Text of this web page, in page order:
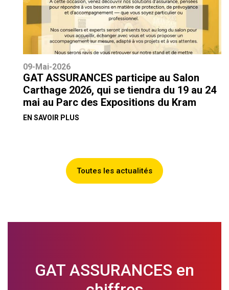
09-Mai-2026
GAT ASSURANCES participe au Salon
Carthage 2026, qui se tiendra du 19 au 24
mai au Parc des Expositions du Kram
EN SAVOIR PLUS
Toutes les actualités
GAT ASSURANCES en